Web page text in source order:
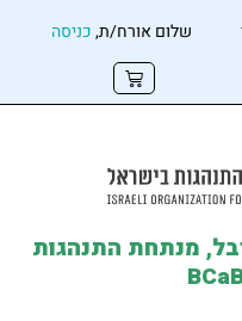
שלום אורח/ת,כניסה
מנתחת התנהגות